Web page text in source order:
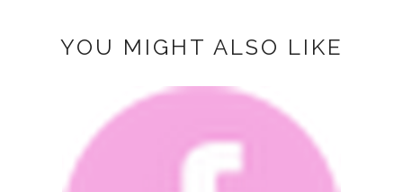
YOU MIGHT ALSO LIKE